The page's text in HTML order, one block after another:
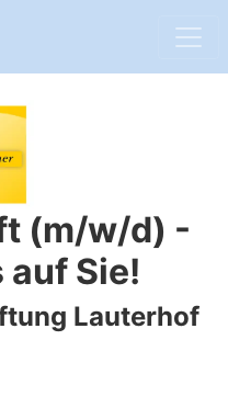
(m/w/d) -
Sie!
Lauterhof